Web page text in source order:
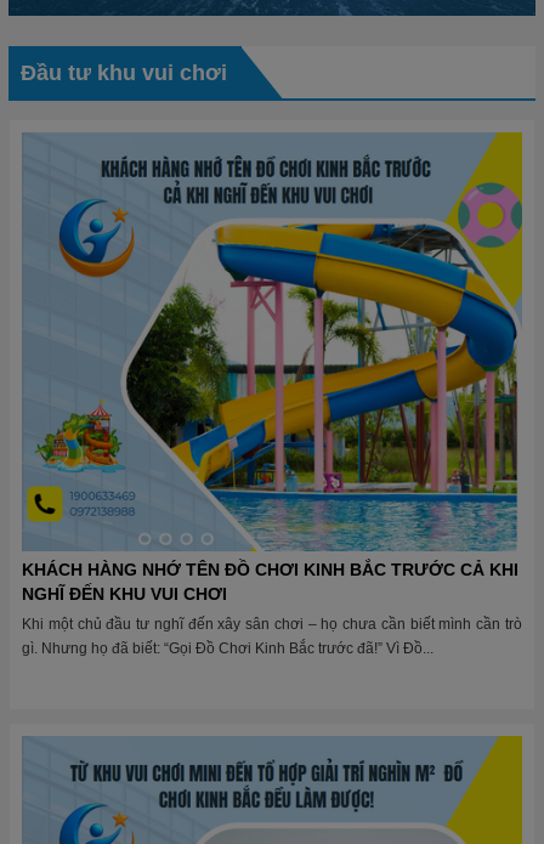
Đầu tư khu vui chơi
KHÁCH HÀNG NHỚ TÊN ĐỒ CHƠI KINH BẮC TRƯỚC CẢ KHI
NGHĨ ĐẾN KHU VUI CHƠI
Khi một chủ đầu tư nghĩ đến xây sân chơi – họ chưa cần biết mình cần trò
gì. Nhưng họ đã biết: “Gọi Đồ Chơi Kinh Bắc trước đã!” Vì Đồ...